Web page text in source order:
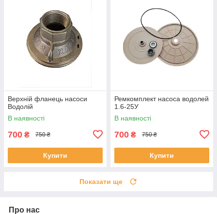
Верхній фланець насоси
Водолій
В наявності
700 ₴ 750 ₴
Купити
Ремкомплект насоса водолей
1.6-25У
В наявності
700 ₴ 750 ₴
Купити
Показати ще
Про нас